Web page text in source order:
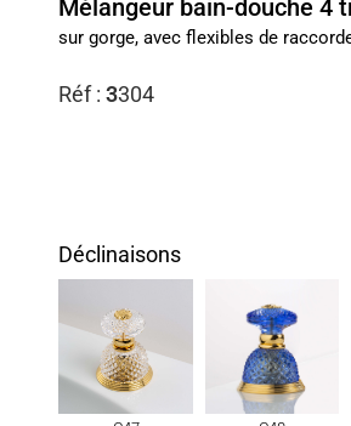
Mélangeur bain-douche 4
sur gorge, avec flexibles de
Réf :3304
Déclinaisons